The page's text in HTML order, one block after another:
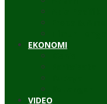
EKONOMI
VIDEO